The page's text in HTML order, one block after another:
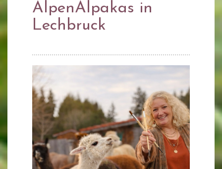
AlpenAlpakas in
Lechbruck